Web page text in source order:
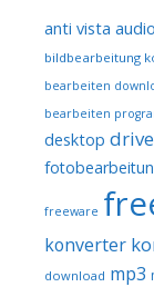
anti vista audio
bildbearbeitung
bearbeiten
bearbeiten
desktop
freeware
konverter
download mp3